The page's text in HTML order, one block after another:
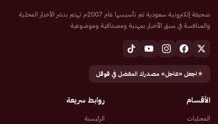
صحيفة إلكترونية سعودية تم تأسيسها عام 2007م تهتم بنشر الأخبار المحلية
والمنافسة في سبق الأخبار بمهنية ومصداقية وموضوعية
★اجعل «عاجل» مصدرك المفضل في قوقل
الأقسام
المحليات
روابط سريعة
الرئيسية